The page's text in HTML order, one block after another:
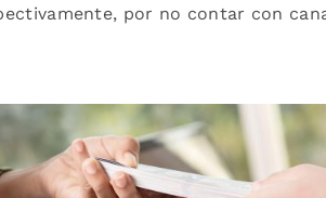
por no contar con